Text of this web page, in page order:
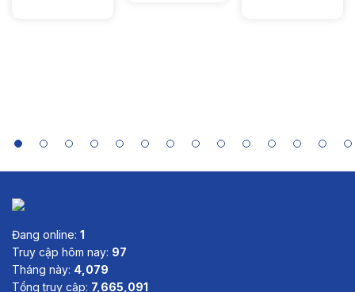
Nam
Đang online: 1
Truy cập hôm nay: 97
Tháng này: 4,079
Tổng truy cập: 7,665,091